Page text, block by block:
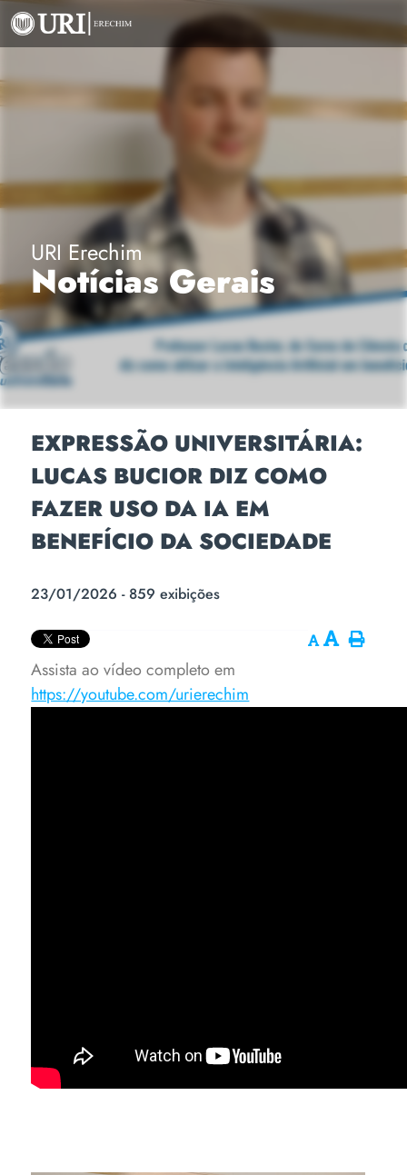
URI Erechim
Notícias Gerais
EXPRESSÃO UNIVERSITÁRIA:
LUCAS BUCIOR DIZ COMO
FAZER USO DA IA EM
BENEFÍCIO DA SOCIEDADE
23/01/2026 - 859 exibições
Assista ao vídeo completo em
https://youtube.com/urierechim